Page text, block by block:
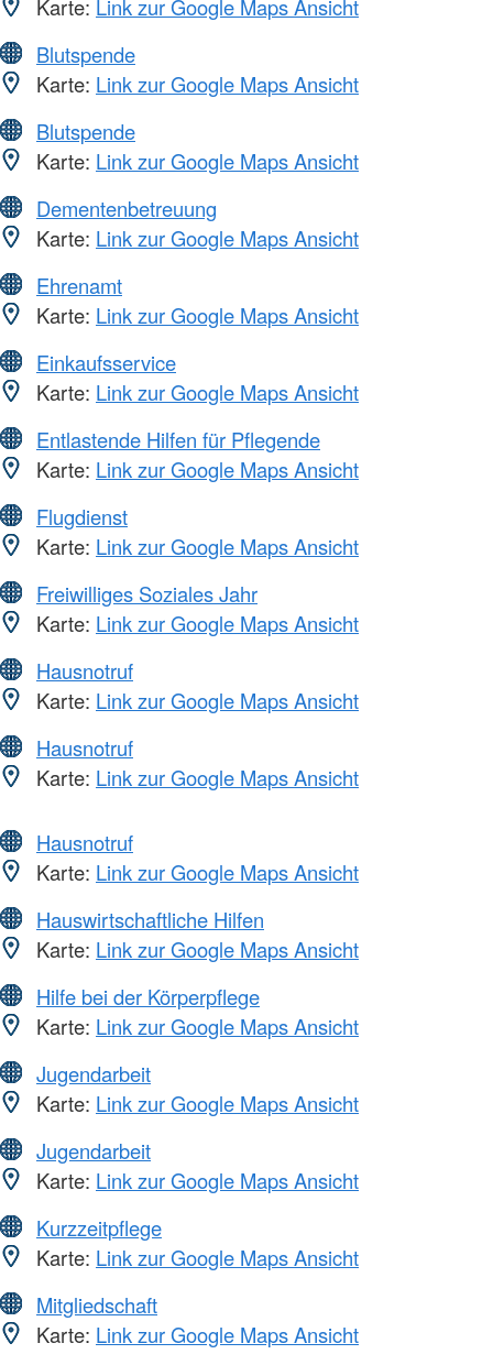
Karte: Link zur Google Maps Ansicht
Blutspende
Karte: Link zur Google Maps Ansicht
Blutspende
Karte: Link zur Google Maps Ansicht
Dementenbetreuung
Karte: Link zur Google Maps Ansicht
Ehrenamt
Karte: Link zur Google Maps Ansicht
Einkaufsservice
Karte: Link zur Google Maps Ansicht
Entlastende Hilfen für Pflegende
Karte: Link zur Google Maps Ansicht
Flugdienst
Karte: Link zur Google Maps Ansicht
Freiwilliges Soziales Jahr
Karte: Link zur Google Maps Ansicht
Hausnotruf
Karte: Link zur Google Maps Ansicht
Hausnotruf
Karte: Link zur Google Maps Ansicht
Hausnotruf
Karte: Link zur Google Maps Ansicht
Hauswirtschaftliche Hilfen
Karte: Link zur Google Maps Ansicht
Hilfe bei der Körperpflege
Karte: Link zur Google Maps Ansicht
Jugendarbeit
Karte: Link zur Google Maps Ansicht
Jugendarbeit
Karte: Link zur Google Maps Ansicht
Kurzzeitpflege
Karte: Link zur Google Maps Ansicht
Mitgliedschaft
Karte: Link zur Google Maps Ansicht